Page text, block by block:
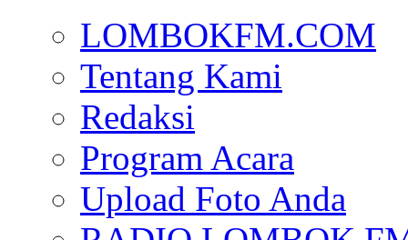
LOMBOKFM.COM
Tentang Kami
Redaksi
Program Acara
Upload Foto Anda